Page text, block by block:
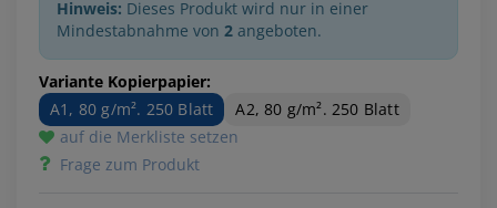
Hinweis: Dieses Produkt wird nur in einer
Mindestabnahme von 2 angeboten.
Variante Kopierpapier:
A1, 80 g/m². 250 Blatt
A2, 80 g/m². 250 Blatt
auf die Merkliste setzen
Frage zum Produkt